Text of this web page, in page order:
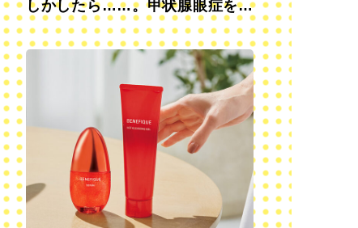
しかしたら……。甲状腺眼症を知
っていますか？